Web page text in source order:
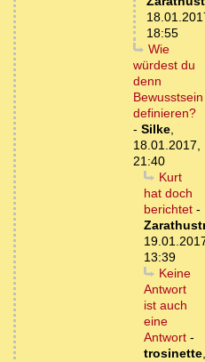
18:55
Wie
würdest du
denn
Bewusstsein
definieren?
- Silke,
18.01.2017,
21:40
Kurt
hat doch
berichtet -
13:39
Keine
Antwort
ist auch
eine
Antwort -
trosinette,